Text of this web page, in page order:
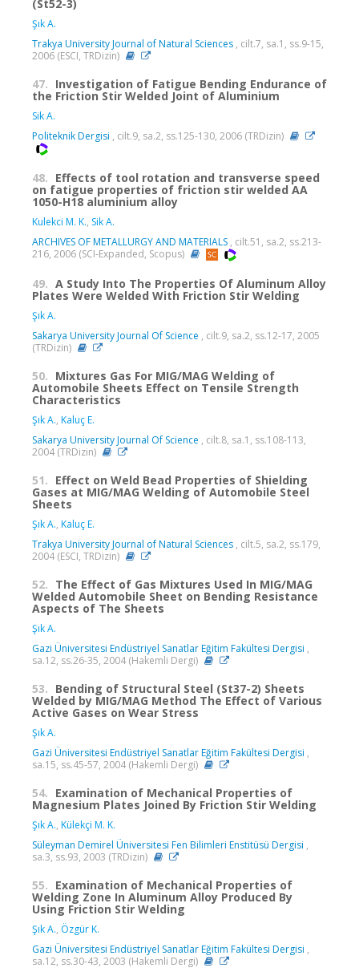
(St52-3)
Şık A.
Trakya University Journal of Natural Sciences , cilt.7, sa.1, ss.9-15,
2006 (ESCI, TRDizin)
47. Investigation of Fatigue Bending Endurance of
the Friction Stir Welded Joint of Aluminium
Sik A.
Politeknik Dergisi , cilt.9, sa.2, ss.125-130, 2006 (TRDizin)
48. Effects of tool rotation and transverse speed
on fatigue properties of friction stir welded AA
1050-H18 aluminium alloy
Kulekci M. K., Sik A.
ARCHIVES OF METALLURGY AND MATERIALS , cilt.51, sa.2, ss.213-
216, 2006 (SCI-Expanded, Scopus)
49. A Study Into The Properties Of Aluminum Alloy
Plates Were Welded With Friction Stir Welding
Şık A.
Sakarya University Journal Of Science , cilt.9, sa.2, ss.12-17, 2005
(TRDizin)
50. Mixtures Gas For MIG/MAG Welding of
Automobile Sheets Effect on Tensile Strength
Characteristics
Şık A., Kaluç E.
Sakarya University Journal Of Science , cilt.8, sa.1, ss.108-113,
2004 (TRDizin)
51. Effect on Weld Bead Properties of Shielding
Gases at MIG/MAG Welding of Automobile Steel
Sheets
Şık A., Kaluç E.
Trakya University Journal of Natural Sciences , cilt.5, sa.2, ss.179,
2004 (ESCI, TRDizin)
52. The Effect of Gas Mixtures Used In MIG/MAG
Welded Automobile Sheet on Bending Resistance
Aspects of The Sheets
Şık A.
Gazi Üniversitesi Endüstriyel Sanatlar Eğitim Fakültesi Dergisi ,
sa.12, ss.26-35, 2004 (Hakemli Dergi)
53. Bending of Structural Steel (St37-2) Sheets
Welded by MIG/MAG Method The Effect of Various
Active Gases on Wear Stress
Şık A.
Gazi Üniversitesi Endüstriyel Sanatlar Eğitim Fakültesi Dergisi ,
sa.15, ss.45-57, 2004 (Hakemli Dergi)
54. Examination of Mechanical Properties of
Magnesium Plates Joined By Friction Stir Welding
Şık A., Külekçi M. K.
Süleyman Demirel Üniversitesi Fen Bilimleri Enstitüsü Dergisi ,
sa.3, ss.93, 2003 (TRDizin)
55. Examination of Mechanical Properties of
Welding Zone In Aluminum Alloy Produced By
Using Friction Stir Welding
Şık A., Özgür K.
Gazi Üniversitesi Endüstriyel Sanatlar Eğitim Fakültesi Dergisi ,
sa.12, ss.30-43, 2003 (Hakemli Dergi)